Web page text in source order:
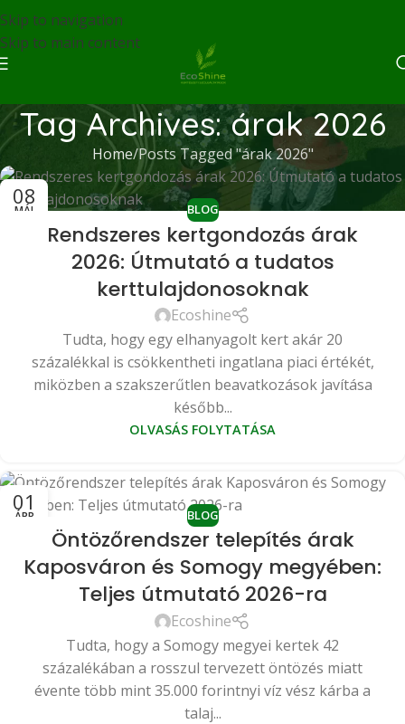
Skip to navigation
Skip to main content
Tag Archives: árak 2026
Home Posts Tagged "árak 2026"
08
MÁJ BLOG
Rendszeres kertgondozás árak
2026: Útmutató a tudatos
kerttulajdonosoknak
Ecoshine
Tudta, hogy egy elhanyagolt kert akár 20
százalékkal is csökkentheti ingatlana piaci értékét,
miközben a szakszerűtlen beavatkozások javítása
később...
OLVASÁS FOLYTATÁSA
01
ÁPR BLOG
Öntözőrendszer telepítés árak
Kaposváron és Somogy megyében:
Teljes útmutató 2026-ra
Ecoshine
Tudta, hogy a Somogy megyei kertek 42
százalékában a rosszul tervezett öntözés miatt
évente több mint 35.000 forintnyi víz vész kárba a
talaj...